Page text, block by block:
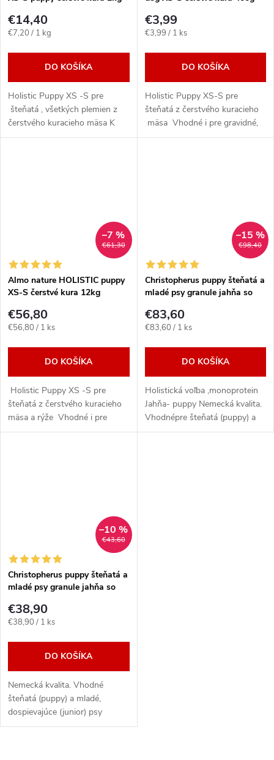
p
r
o
d
u
v
p
r
d
u
v
€14,40
Jednotková
€7,20 / 1 kg
DO KOŠÍKA
Holistic Puppy XS -S pre
šteňatá , všetkých plemien z
čerstvého kuracieho mäsa K
2kg baleniu grátis 2x konzerva
€3,99
Jednotková
€3,99 / 1 ks
DO KOŠÍKA
Holistic Puppy XS-S pre
šteňatá z čerstvého kuracieho
mäsa Vhodné i pre gravidné,
dojčiace feny a vyberavé
€61,30
–7 %
Almo nature HOLISTIC puppy
XS-S čerstvé kura 12kg
€56,80
Jednotková
€56,80 / 1 ks
DO KOŠÍKA
Holistic Puppy XS -S pre
šteňatá z čerstvého kuracieho
mäsa a rýže Vhodné i pre
gravidné, dojčiace feny a
€98,40
–15 %
Christopherus puppy šteňatá a
mladé psy granule jahňa so
€83,60
Jednotková
€83,60 / 1 ks
DO KOŠÍKA
Holistická voľba ,monoprotein
Jahňa- puppy Nemecká kvalita.
Vhodnépre šteňatá (puppy) a
mladé, dopspievajúce (junior)
€43,60
–10 %
Christopherus puppy šteňatá a
mladé psy granule jahňa so
€38,90
Jednotková
€38,90 / 1 ks
DO KOŠÍKA
Nemecká kvalita. Vhodné
šteňatá (puppy) a mladé,
dospievajúce (junior) psy
malých až veľkých plemien. Pre